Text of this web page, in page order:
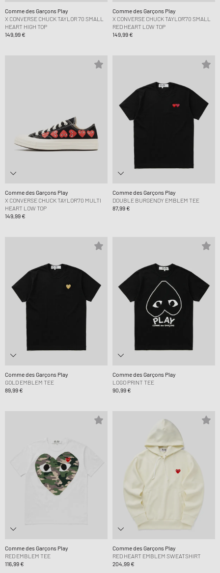
Comme des Garçons Play
X CONVERSE CHUCK TAYLOR 70 SMALL
HEART HIGH TOP
149,99 €
Comme des Garçons Play
X CONVERSE CHUCK TAYLOR'70 SMALL
RED HEART LOW TOP
149,99 €
Comme des Garçons Play
X CONVERSE CHUCK TAYLOR'70 MULTI
HEART LOW TOP
149,99 €
Comme des Garçons Play
DOUBLE BURGENDY EMBLEM TEE
87,99 €
Comme des Garçons Play
GOLD EMBLEM TEE
89,99 €
Comme des Garçons Play
LOGO PRINT TEE
90,99 €
Comme des Garçons Play
RED EMBLEM TEE
116,99 €
Comme des Garçons Play
RED HEART EMBLEM SWEATSHIRT
204,99 €